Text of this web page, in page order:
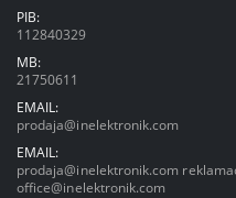
PIB:
112840329
MB:
21750611
EMAIL:
prodaja@inelektronik.com
EMAIL:
prodaja@inelektronik.com
office@inelektronik.com